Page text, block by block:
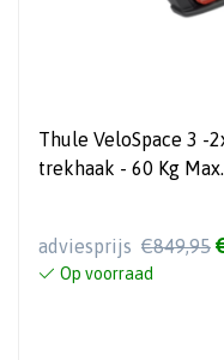
Thule VeloSpace 3 -
trekhaak - 60 Kg Max.
adviesprijs €849,95
Op voorraad